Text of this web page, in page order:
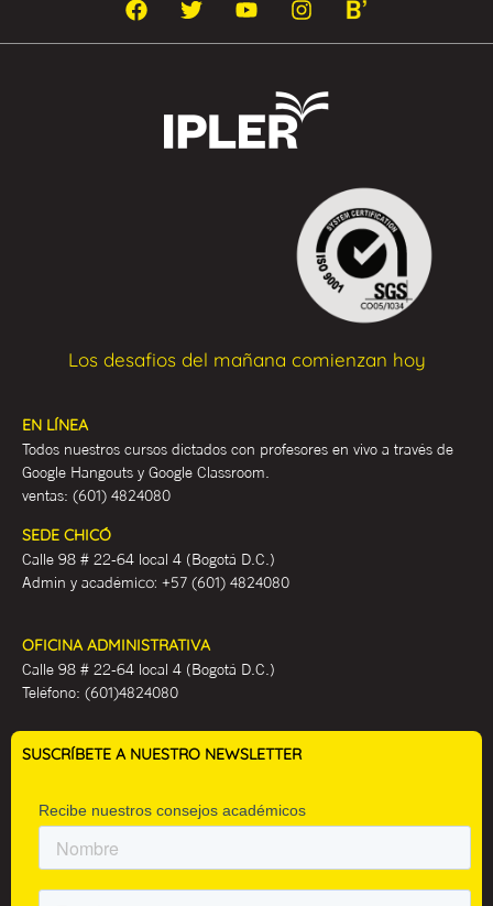
Los desafios del mañana comienzan hoy
EN LÍNEA
Todos nuestros cursos dictados con profesores en vivo a través de
Google Hangouts y Google Classroom.
ventas: (601) 4824080
SEDE CHICÓ
Calle 98 # 22-64 local 4 (Bogotá D.C.)
Admin y académico: +57 (601) 4824080
OFICINA ADMINISTRATIVA
Calle 98 # 22-64 local 4 (Bogotá D.C.)
Teléfono: (601)4824080
SUSCRÍBETE A NUESTRO NEWSLETTER